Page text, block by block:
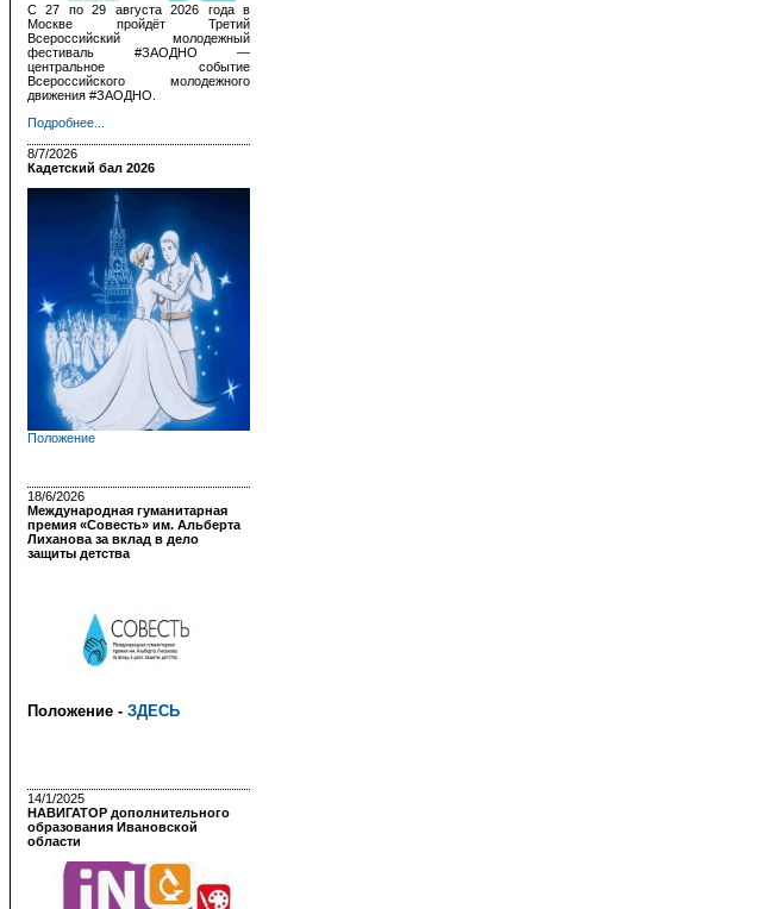
С 27 по 29 августа 2026 года в
Москве пройдёт Третий
Всероссийский молодежный
фестиваль #ЗАОДНО —
центральное событие
Всероссийского молодежного
движения #ЗАОДНО.
Подробнее...
8/7/2026
Кадетский бал 2026
Положение
18/6/2026
Международная гуманитарная
премия «Совесть» им. Альберта
Лиханова за вклад в дело
защиты детства
Положение - ЗДЕСЬ
14/1/2025
НАВИГАТОР дополнительного
образования Ивановской
области